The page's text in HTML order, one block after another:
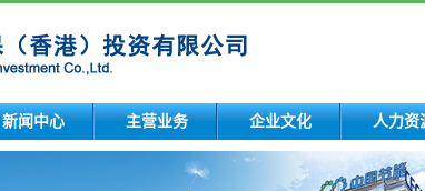
新闻中心 主营业务 企业文化 人力资